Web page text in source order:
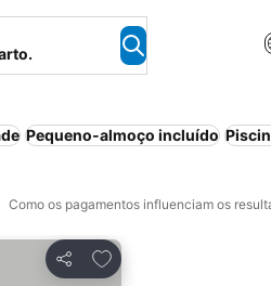
Pequeno-almoço incluído
Como os pagamentos influenciam os
Partilhar
Adicionar aos favoritos